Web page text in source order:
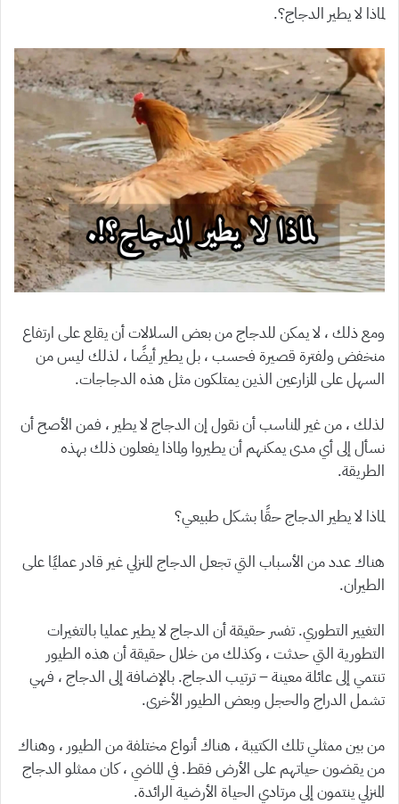
لماذا لا يطير الدجاج؟.
ومع ذلك ، لا يمكن للدجاج من بعض السلالات أن يقلع على ارتفاع
منخفض ولفترة قصيرة فحسب ، بل يطير أيضًا ، لذلك ليس من
السهل على المزارعين الذين يمتلكون مثل هذه الدجاجات.
لذلك ، من غير المناسب أن نقول إن الدجاج لا يطير ، فمن الأصح أن
نسأل إلى أي مدى يمكنهم أن يطيروا ولماذا يفعلون ذلك بهذه
الطريقة.
لماذا لا يطير الدجاج حقًا بشكل طبيعي؟
هناك عدد من الأسباب التي تجعل الدجاج المنزلي غير قادر عمليًا على
الطيران.
التغيير التطوري. تفسر حقيقة أن الدجاج لا يطير عمليا بالتغيرات
التطورية التي حدثت ، وكذلك من خلال حقيقة أن هذه الطيور
تنتمي إلى عائلة معينة – ترتيب الدجاج. بالإضافة إلى الدجاج ، فهي
تشمل الدراج والحجل وبعض الطيور الأخرى.
من بين ممثلي تلك الكتيبة ، هناك أنواع مختلفة من الطيور ، وهناك
من يقضون حياتهم على الأرض فقط. في الماضي ، كان ممثلو الدجاج
المنزلي ينتمون إلى مرتادي الحياة الأرضية الرائدة.